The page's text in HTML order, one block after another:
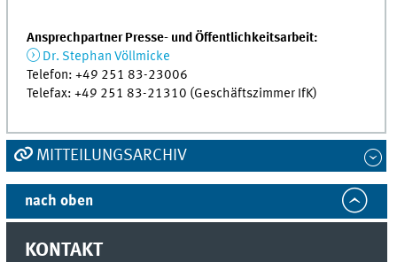
Ansprechpartner Presse- und Öffentlichkeitsarbeit:
Dr. Stephan Völlmicke
Telefon: +49 251 83-23006
Telefax: +49 251 83-21310 (Geschäftszimmer IfK)
MITTEILUNGSARCHIV
nach oben
KONTAKT